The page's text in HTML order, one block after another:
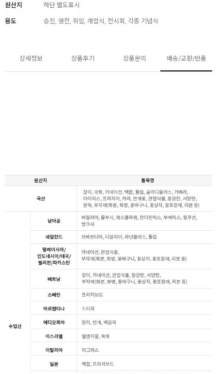
원산지 하단 별도표시
용도 승진, 영전, 취임, 개업식, 전시회, 각종 기념식
상세정보 상품후기 상품문의 배송/교환/반품